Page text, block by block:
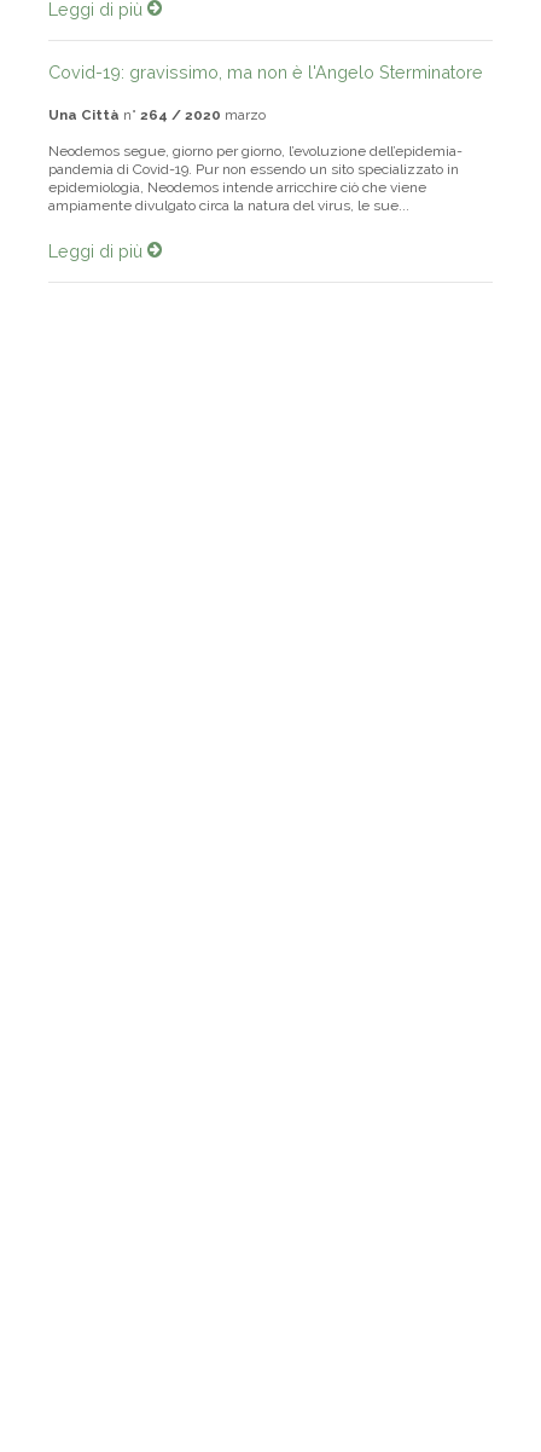
Leggi di più
Covid-19: gravissimo, ma non è l'Angelo Sterminatore
Una Città n° 264 / 2020 marzo
Neodemos segue, giorno per giorno, l’evoluzione dell’epidemia-
pandemia di Covid-19. Pur non essendo un sito specializzato in
epidemiologia, Neodemos intende arricchire ciò che viene
ampiamente divulgato circa la natura del virus, le sue...
Leggi di più